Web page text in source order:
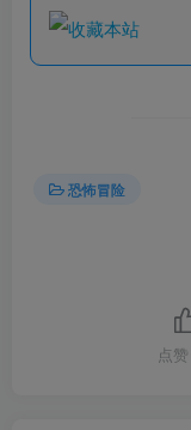
恐怖冒险
点赞